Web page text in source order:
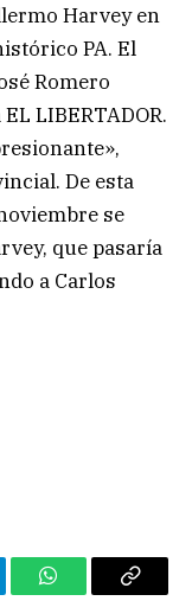
Harvey en
PA. El
Romero
LIBERTADOR.
De esta
se
que pasaría
a Carlos
WhatsAppCopy